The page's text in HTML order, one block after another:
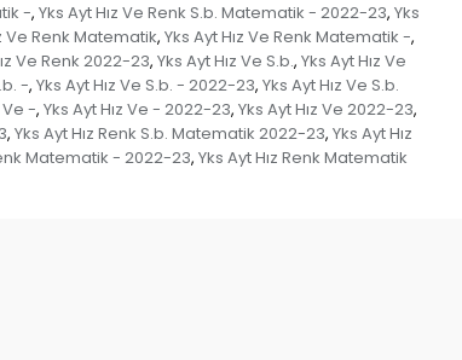
-, Yks Ayt Hız Ve Renk S.b. Matematik - 2022-23, Yks
Ve Renk Matematik, Yks Ayt Hız Ve Renk Matematik -,
Ve Renk 2022-23, Yks Ayt Hız Ve S.b., Yks Ayt Hız Ve
-, Yks Ayt Hız Ve S.b. - 2022-23, Yks Ayt Hız Ve S.b.
Ve -, Yks Ayt Hız Ve - 2022-23, Yks Ayt Hız Ve 2022-23,
, Yks Ayt Hız Renk S.b. Matematik 2022-23, Yks Ayt Hız
Matematik - 2022-23, Yks Ayt Hız Renk Matematik